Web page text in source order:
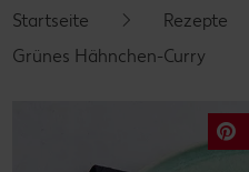
Schwebender Seitenbereich
Startseite Rezepte
Grünes Hähnchen-Curry